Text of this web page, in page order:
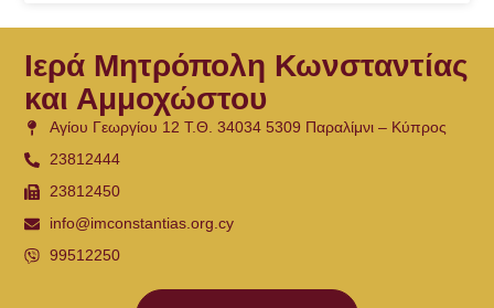
Ιερά Μητρόπολη Κωνσταντίας
και Αμμοχώστου
Αγίου Γεωργίου 12 Τ.Θ. 34034 5309 Παραλίμνι – Κύπρος
23812444
23812450
info@imconstantias.org.cy
99512250